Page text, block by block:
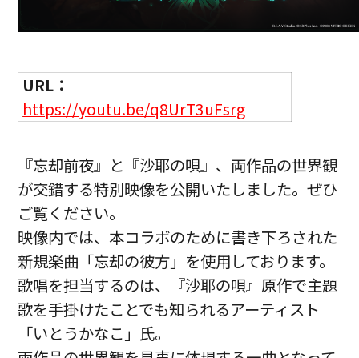
URL：
https://youtu.be/q8UrT3uFsrg
『忘却前夜』と『沙耶の唄』、両作品の世界観
が交錯する特別映像を公開いたしました。ぜひ
ご覧ください。
映像内では、本コラボのために書き下ろされた
新規楽曲「忘却の彼方」を使用しております。
歌唱を担当するのは、『沙耶の唄』原作で主題
歌を手掛けたことでも知られるアーティスト
「いとうかなこ」氏。